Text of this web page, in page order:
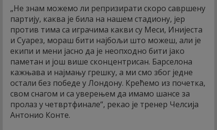
„Не знам можемо ли репризирати скоро савршену
партију, каква је била на нашем стадиону, јер
против тима са играчима какви су Меси, Инијеста
и Суарез, мораш бити најбољи што можеш, али је
екипи и мени јасно да је неопходно бити јако
паметан и још више сконцентрисан. Барселона
кажњава и најмању грешку, а ми смо због једне
остали без победе у Лондону. Крећемо из почетка,
свом снагом и са уверењем да имамо шансе за
пролаз у четвртфинале“, рекао је тренер Челсија
Антонио Конте.